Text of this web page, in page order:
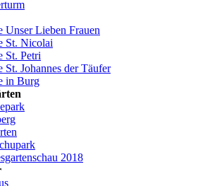
Unser Lieben Frauen
St. Nicolai
St. Petri
St. Johannes der Täufer
in Burg
2018